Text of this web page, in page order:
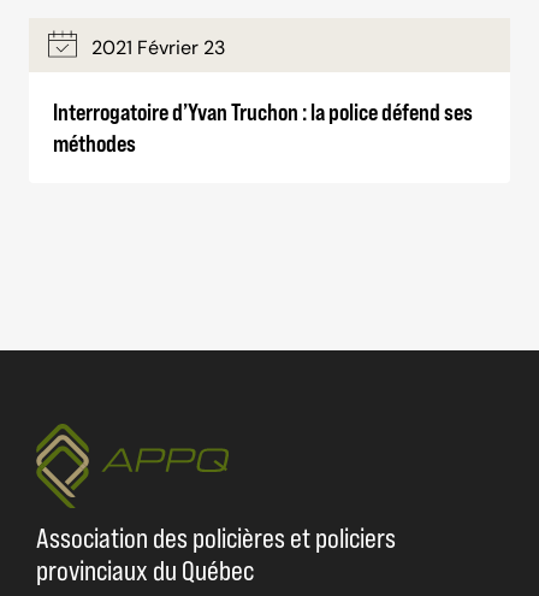
2021 Février 23
Interrogatoire d’Yvan Truchon : la police défend ses
méthodes
Association des policières et policiers
provinciaux du Québec